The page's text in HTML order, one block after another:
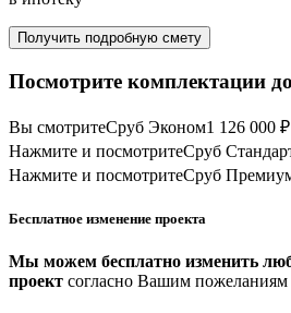
Получить подробную смету
Посмотрите комплектации
Вы смотритеСруб Эконом1 126 000 ₽
Нажмите и посмотритеСруб
Нажмите и посмотритеСруб
Бесплатное изменение проекта
Мы можем бесплатно изменить
проект согласно Вашим пожеланиям